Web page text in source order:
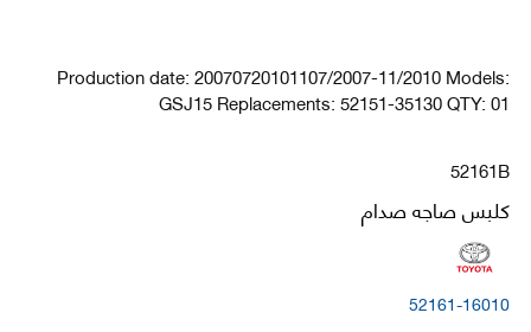
Production date: 20070720101107/2007-11/2010 Models:
GSJ15 Replacements: 52151-35130 QTY: 01
52161B
كلبس صاجه صدام
52161-16010